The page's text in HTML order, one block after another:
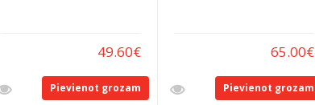
49.60€
Pievienot grozam
65.00€
Pievienot grozam